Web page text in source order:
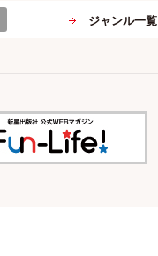
ジャンル一覧